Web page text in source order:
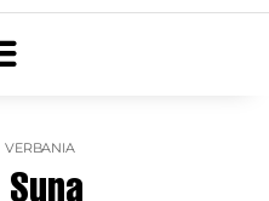
VERBANIA